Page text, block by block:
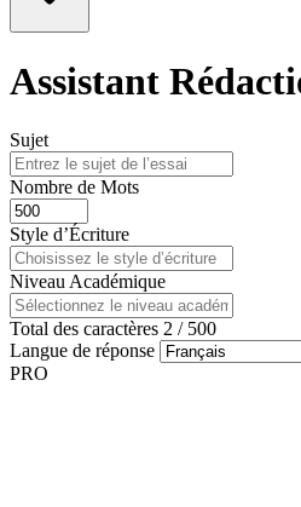
Assistant
Sujet
Nombre de Mots
Style d’Écriture
Niveau Académique
Total des caractères 2 / 500
Langue de réponse
PRO